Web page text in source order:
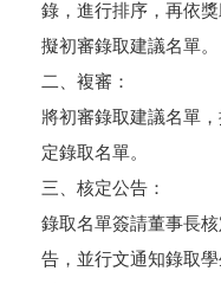
錄，進行排序，再依
擬初審錄取建議名單。
二、複審：
將初審錄取建議名單
定錄取名單。
三、核定公告：
錄取名單簽請董事長
告，並行文通知錄取